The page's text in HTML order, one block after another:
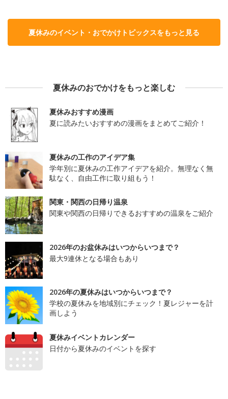
夏休みのイベント・おでかけトピックスをもっと見る
夏休みのおでかけをもっと楽しむ
夏休みおすすめ漫画
夏に読みたいおすすめの漫画をまとめてご紹介！
夏休みの工作のアイデア集
学年別に夏休みの工作アイデアを紹介。無理なく無
駄なく、自由工作に取り組もう！
関東・関西の日帰り温泉
関東や関西の日帰りできるおすすめの温泉をご紹介
2026年のお盆休みはいつからいつまで？
最大9連休となる場合もあり
2026年の夏休みはいつからいつまで？
学校の夏休みを地域別にチェック！夏レジャーを計
画しよう
夏休みイベントカレンダー
日付から夏休みのイベントを探す